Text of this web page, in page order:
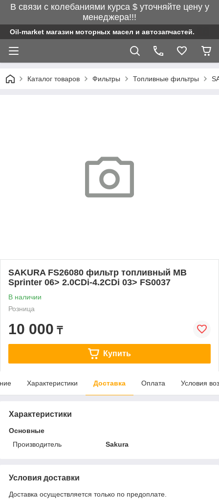
В связи с колебаниями курса $ уточняйте цену у
менеджера!!!
Oil-market магазин моторных масел и автозапчастей.
Каталог товаров Фильтры Топливные фильтры
SAKURA FS26080 фильтр топливный MB
Sprinter 06> 2.0CDi-4.2CDi 03> FS0037
В наличии
Розница
10 000 ₸
Купить
Характеристики Доставка Оплата Условия
Характеристики
Основные
Производитель
Sakura
Условия доставки
Доставка осуществляется только по предоплате.